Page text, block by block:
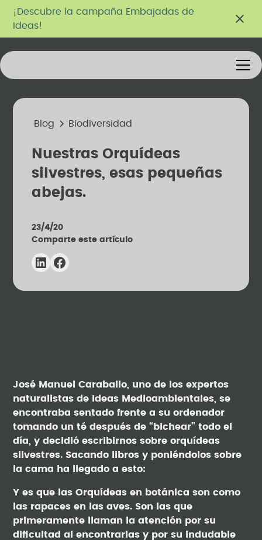
¡Descubre la campaña Embajadas de
Ideas!
Blog Biodiversidad
Nuestras Orquídeas
silvestres, esas pequeñas
abejas.
23/4/20
Comparte este artículo
José Manuel Caraballo, uno de los expertos
naturalistas de Ideas Medioambientales, se
encontraba sentado frente a su ordenador
tomando un té después de “bichear” todo el
día, y decidió escribirnos sobre orquídeas
silvestres. Sacando libros y poniéndolos sobre
la cama ha llegado a esto:
Y es que las Orquídeas en botánica son como
las rapaces en las aves. Son las que
primeramente llaman la atención por su
dificultad al encontrarlas y por su indudable